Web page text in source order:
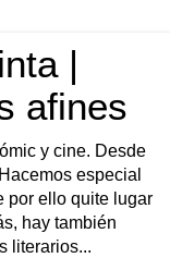
|
afines
y cine. Desde
especial
por ello quite lugar
hay también
literarios...